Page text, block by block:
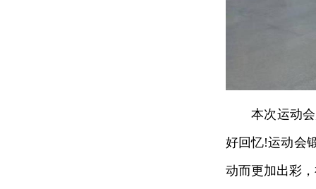
本次运动
好回忆!运动会
动而更加出彩